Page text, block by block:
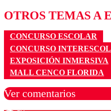
OTROS TEMAS A
CONCURSO ESCOLAR
CONCURSO
EXPOSICIÓN INMERSIVA
MALL CENCO FLORIDA
Ver comentarios